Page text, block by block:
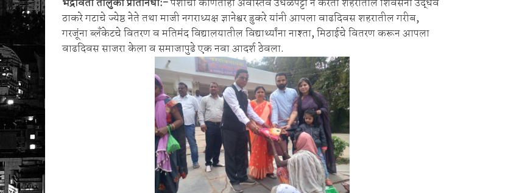
1 व 2 ऑगस्ट रोजी जिल्हास्तरीय कनिष्ठ गट अथलेटिक्स स्पर्धा 2026.
शेगाव पोलीस यांचा गर्भपात प्रकरणातील बोगस डॉ. विश्वास याचे वर गुन्हा दाखल.
ठाकरे गटाचे ज्येष्ठ नेते तथा माजी नगराध्यक्ष ज्ञानेश्वर डुकरे यांनी आपला वाढदिवस शहरातील गरीब,
गरजूंना ब्लॅंकेटचे वितरण व मतिमंद विद्यालयातील विद्यार्थ्यांना नाश्ता, मिठाईचे वितरण करून आपला
वाढदिवस साजरा केला व समाजापुढे एक नवा आदर्श ठेवला.